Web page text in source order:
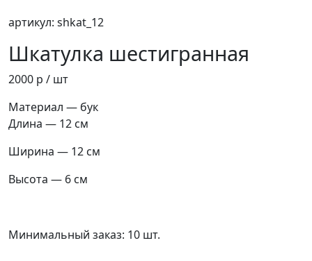
артикул: shkat_12
Шкатулка шестигранная
2000 р / шт
Материал — бук
Длина — 12 см
Ширина — 12 см
Высота — 6 см
Минимальный заказ: 10 шт.